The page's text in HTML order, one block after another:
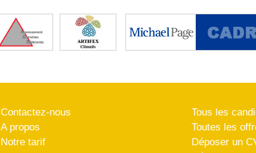
Contactez-nous
A propos
Notre tarif
Tous les
Toutes les
Déposer un